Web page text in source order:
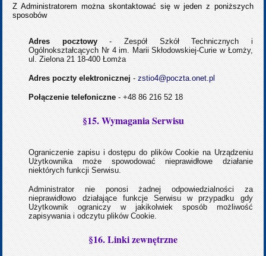
Z Administratorem można skontaktować się w jeden z poniższych
sposobów
Adres pocztowy- Zespół Szkół Technicznych i
Ogólnokształcących Nr 4 im. Marii Skłodowskiej-Curie w Łomży,
ul. Zielona 21 18-400 Łomża
Adres poczty elektronicznej -zstio4@poczta.onet.pl
Połączenie telefoniczne - +48 86 216 52 18
§15. Wymagania Serwisu
Ograniczenie zapisu i dostępu do plików Cookie na Urządzeniu
Użytkownika może spowodować nieprawidłowe działanie
niektórych funkcji Serwisu.
Administrator nie ponosi żadnej odpowiedzialności za
nieprawidłowo działające funkcje Serwisu w przypadku gdy
Użytkownik ograniczy w jakikolwiek sposób możliwość
zapisywania i odczytu plików Cookie.
§16. Linki zewnętrzne